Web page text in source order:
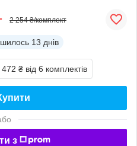
2 254 ₴/комплект
13 днів
472 ₴ від 6 комплектів
з